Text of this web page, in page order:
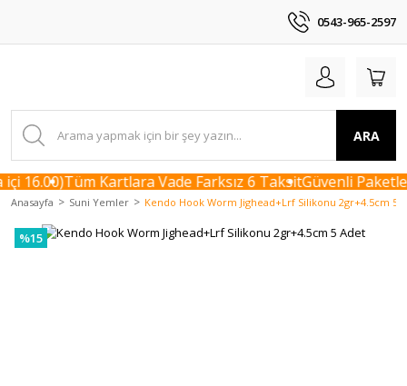
0543-965-2597
ARA
16.00)Tüm Kartlara Vade Farksız 6 TaksitGüvenli
Anasayfa Suni Yemler Kendo Hook Worm Jighead+Lrf Silikonu 2gr+4.5cm 5
%15